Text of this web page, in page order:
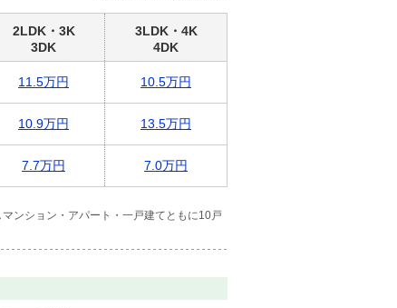
2LDK・3K
3DK
3LDK・4K
4DK
11.5万円 10.5万円
10.9万円 13.5万円
7.7万円 7.0万円
ンション・アパート・一戸建てともに10戸